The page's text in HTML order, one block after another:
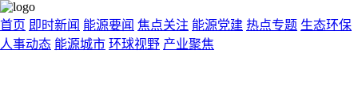
首页 即时新闻 能源要闻 焦点关注 能源党建 热点专题 生态环保
人事动态 能源城市 环球视野 产业聚焦